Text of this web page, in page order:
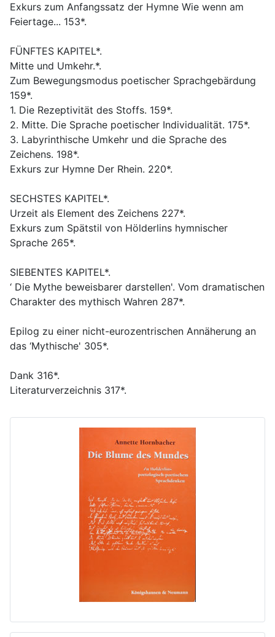
Exkurs zum Anfangssatz der Hymne Wie wenn am
Feiertage... 153*.
FÜNFTES KAPITEL*.
Mitte und Umkehr.*.
Zum Bewegungsmodus poetischer Sprachgebärdung
159*.
1. Die Rezeptivität des Stoffs. 159*.
2. Mitte. Die Sprache poetischer Individualität. 175*.
3. Labyrinthische Umkehr und die Sprache des
Zeichens. 198*.
Exkurs zur Hymne Der Rhein. 220*.
SECHSTES KAPITEL*.
Urzeit als Element des Zeichens 227*.
Exkurs zum Spätstil von Hölderlins hymnischer
Sprache 265*.
SIEBENTES KAPITEL*.
‘ Die Mythe beweisbarer darstellen'. Vom dramatischen
Charakter des mythisch Wahren 287*.
Epilog zu einer nicht-eurozentrischen Annäherung an
das ‘Mythische' 305*.
Dank 316*.
Literaturverzeichnis 317*.